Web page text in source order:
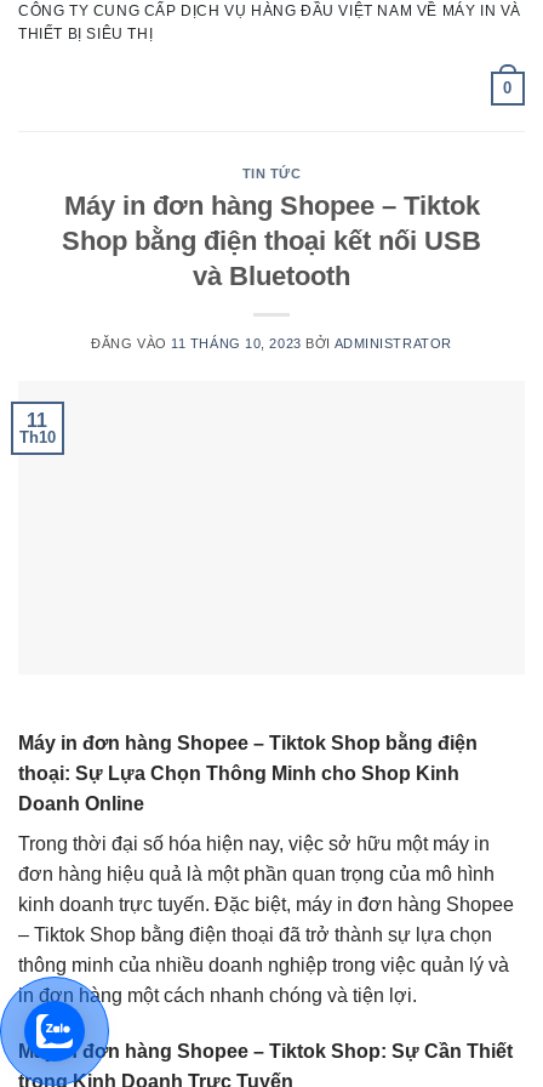
Bỏ
qua
CÔNG TY CUNG CẤP DỊCH VỤ HÀNG ĐẦU VIỆT NAM VỀ MÁY IN VÀ
THIẾT BỊ SIÊU THỊ
0
TIN TỨC
Máy in đơn hàng Shopee – Tiktok
Shop bằng điện thoại kết nối USB
và Bluetooth
ĐĂNG VÀO 11 THÁNG 10, 2023 BỞI ADMINISTRATOR
11
Th10
Máy in đơn hàng Shopee – Tiktok Shop bằng điện
thoại: Sự Lựa Chọn Thông Minh cho Shop Kinh
Doanh Online
Trong thời đại số hóa hiện nay, việc sở hữu một máy in
đơn hàng hiệu quả là một phần quan trọng của mô hình
kinh doanh trực tuyến. Đặc biệt, máy in đơn hàng Shopee
– Tiktok Shop bằng điện thoại đã trở thành sự lựa chọn
thông minh của nhiều doanh nghiệp trong việc quản lý và
in đơn hàng một cách nhanh chóng và tiện lợi.
Máy in đơn hàng Shopee – Tiktok Shop: Sự Cần Thiết
trong Kinh Doanh Trực Tuyến